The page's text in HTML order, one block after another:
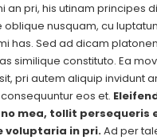
an pri, his utinam principes
oblique nusquam, cu
has. Sed ad dicam
similique constituto. Ea
pri autem aliquip invidunt
eos et.
mea, tollit persequeris
voluptaria in pri.Ad per